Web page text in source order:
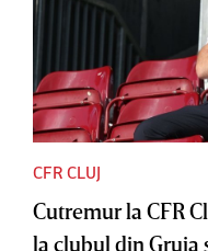
CFR CLUJ
Cutremur la CFR
la clubul din Gruia